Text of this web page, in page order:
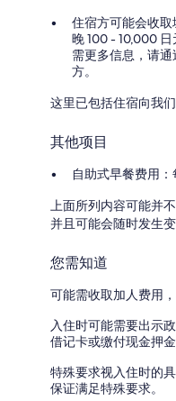
住宿方可能会收
晚 100 - 10,000
需更多信息，请
方。
这里已包括住宿向我
其他项目
自助式早餐费用
上面所列内容可能并
并且可能会随时发生变
您需知道
可能需收取加人费用
入住时可能需要出示
借记卡或缴付现金押
特殊要求视入住时的
保证满足特殊要求。